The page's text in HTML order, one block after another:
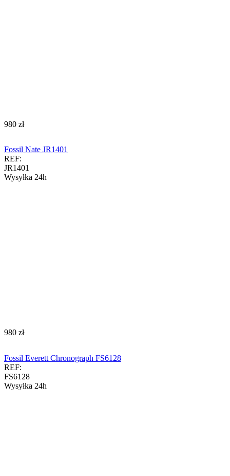
‍980‍ zł
Fossil Nate JR1401
REF:
JR1401
Wysyłka 24h
‍980‍ zł
Fossil Everett Chronograph FS6128
REF:
FS6128
Wysyłka 24h